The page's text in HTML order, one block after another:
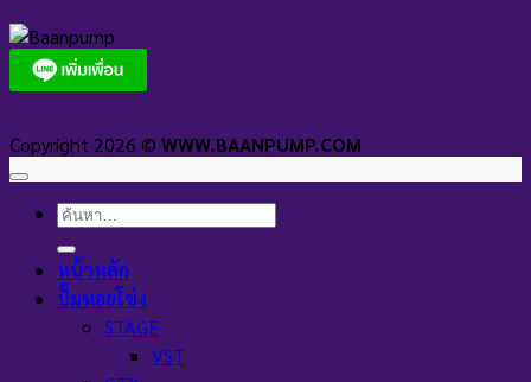
Copyright 2026 © WWW.BAANPUMP.COM
ค้นหา:
หน้าหลัก
ปั๊มหอยโข่ง
STAGE
VST